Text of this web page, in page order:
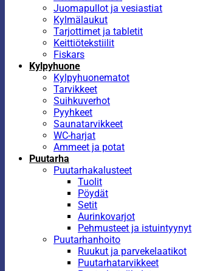
Juomapullot ja vesiastiat
Kylmälaukut
Tarjottimet ja tabletit
Keittiötekstiilit
Fiskars
Kylpyhuone
Kylpyhuonematot
Tarvikkeet
Suihkuverhot
Pyyhkeet
Saunatarvikkeet
WC-harjat
Ammeet ja potat
Puutarha
Puutarhakalusteet
Tuolit
Pöydät
Setit
Aurinkovarjot
Pehmusteet ja istuintyynyt
Puutarhanhoito
Ruukut ja parvekelaatikot
Puutarhatarvikkeet